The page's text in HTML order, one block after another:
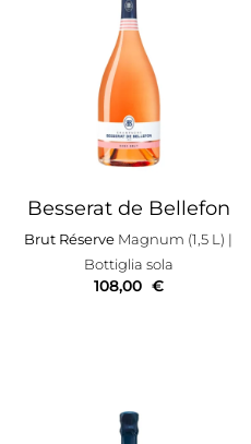
Besserat de Bellefon
Brut Réserve Magnum (1,5 L) |
Bottiglia sola
108,00 €